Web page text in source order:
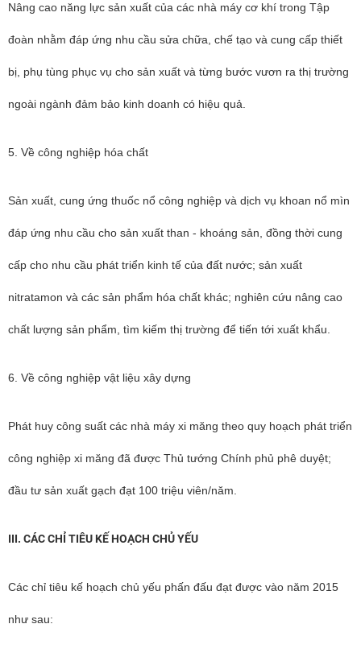
Nâng cao năng lực sản xuất của các nhà máy cơ khí trong Tập
đoàn nhằm đáp ứng nhu cầu sửa chữa, chế tạo và cung cấp thiết
bị, phụ tùng phục vụ cho sản xuất và từng bước vươn ra thị trường
ngoài ngành đảm bảo kinh doanh có hiệu quả.
5. Về công nghiệp hóa chất
Sản xuất, cung ứng thuốc nổ công nghiệp và dịch vụ khoan nổ mìn
đáp ứng nhu cầu cho sản xuất than - khoáng sản, đồng thời cung
cấp cho nhu cầu phát triển kinh tế của đất nước; sản xuất
nitratamon và các sản phẩm hóa chất khác; nghiên cứu nâng cao
chất lượng sản phẩm, tìm kiếm thị trường để tiến tới xuất khẩu.
6. Về công nghiệp vật liệu xây dựng
Phát huy công suất các nhà máy xi măng theo quy hoạch phát triển
công nghiệp xi măng đã được Thủ tướng Chính phủ phê duyệt;
đầu tư sản xuất gạch đạt 100 triệu viên/năm.
III. CÁC CHỈ TIÊU KẾ HOẠCH CHỦ YẾU
Các chỉ tiêu kế hoạch chủ yếu phấn đấu đạt được vào năm 2015
như sau: